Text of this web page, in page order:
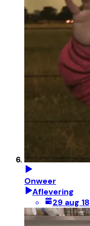
Onweer
Aflevering
29 aug 18